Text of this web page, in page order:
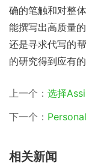
确的笔触和对整
能撰写出高质量
还是寻求代写的
的研究得到应有的
上一个： 选择
下一个：
相关新闻